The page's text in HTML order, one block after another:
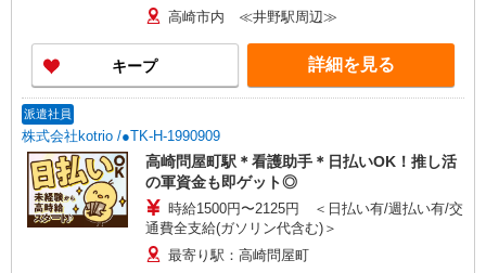
高崎市内 ≪井野駅周辺≫
キープ 詳細を見る
派遣社員
株式会社kotrio /●TK-H-1990909
高崎問屋町駅＊看護助手＊日払いOK！推し活
の軍資金も即ゲット◎
時給1500円〜2125円 ＜日払い有/週払い有/交
通費全支給(ガソリン代含む)＞
最寄り駅：高崎問屋町